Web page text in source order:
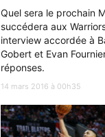
Quel sera le prochain
succédera aux
interview accordée à
Gobert et Evan
réponses.
14 mars 2016 à 00h35